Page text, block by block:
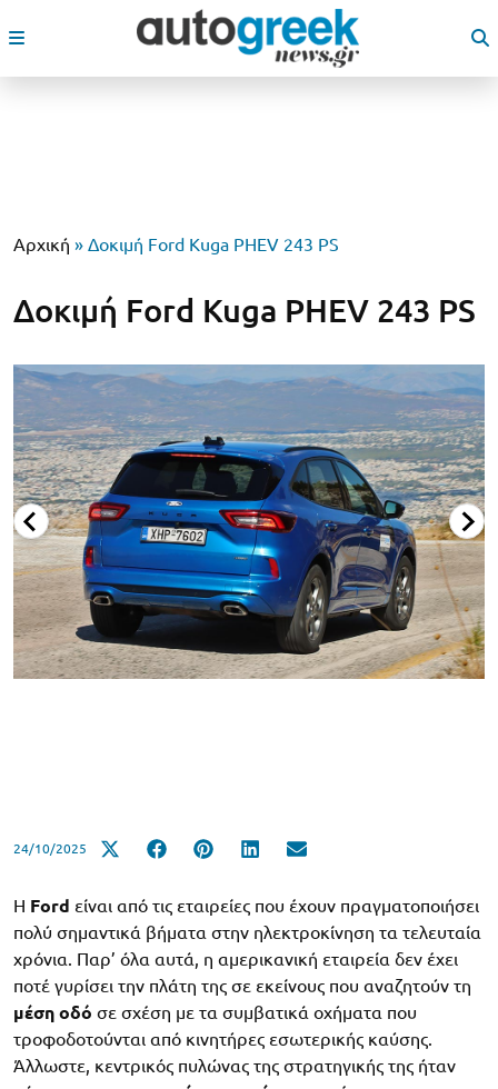
Αρχική » Δοκιμή Ford Kuga PHEV 243 PS
Δοκιμή Ford Kuga PHEV 243 PS
24/10/2025
Η Ford είναι από τις εταιρείες που έχουν πραγματοποιήσει
πολύ σημαντικά βήματα στην ηλεκτροκίνηση τα τελευταία
χρόνια. Παρ’ όλα αυτά, η αμερικανική εταιρεία δεν έχει
ποτέ γυρίσει την πλάτη της σε εκείνους που αναζητούν τη
μέση οδό σε σχέση με τα συμβατικά οχήματα που
τροφοδοτούνται από κινητήρες εσωτερικής καύσης.
Άλλωστε, κεντρικός πυλώνας της στρατηγικής της ήταν